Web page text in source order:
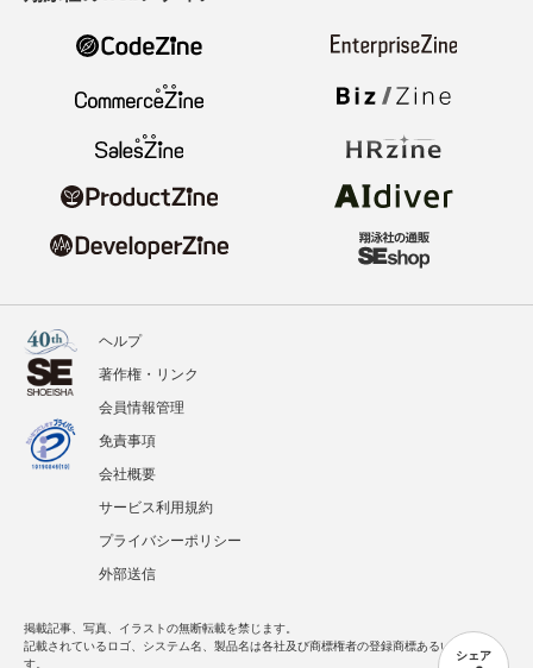
シェア
ヘルプ
著作権・リンク
会員情報管理
免責事項
会社概要
サービス利用規約
プライバシーポリシー
外部送信
掲載記事、写真、イラストの無断転載を禁じます。
記載されているロゴ、システム名、製品名は各社及び商標権者の登録商標あるいは商標で
す。